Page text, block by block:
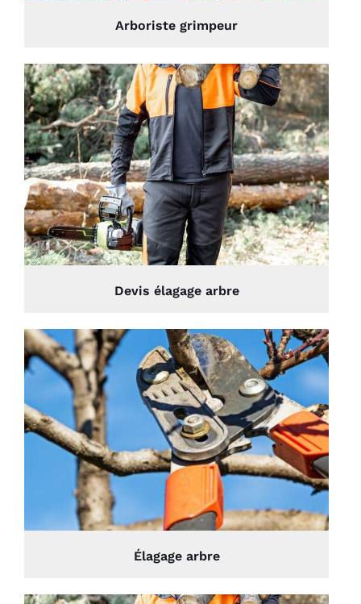
Arboriste grimpeur
Devis élagage arbre
Élagage arbre